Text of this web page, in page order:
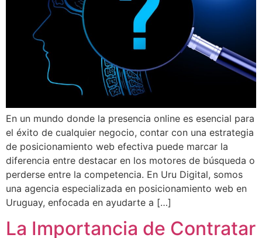
En un mundo donde la presencia online es esencial para
el éxito de cualquier negocio, contar con una estrategia
de posicionamiento web efectiva puede marcar la
diferencia entre destacar en los motores de búsqueda o
perderse entre la competencia. En Uru Digital, somos
una agencia especializada en posicionamiento web en
Uruguay, enfocada en ayudarte a […]
La Importancia de Contratar